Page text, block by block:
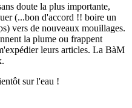
doute la plus importante,
(...bon d'accord !! boire un
vers de nouveaux mouillages.
la plume ou frappent
leurs articles. La BàM
sur l'eau !